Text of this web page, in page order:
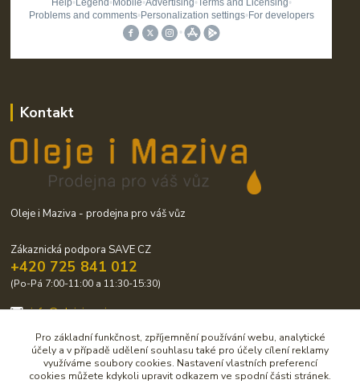
Kontakt
Oleje i Maziva - prodejna pro váš vůz
Zákaznická podpora SAVE CZ
+420 725 841 012
(Po-Pá 7:00-11:00 a 11:30-15:30)
info@olejeimaziva.cz
Pro základní funkčnost, zpříjemnění používání webu, analytické
účely a v případě udělení souhlasu také pro účely cílení reklamy
využíváme soubory cookies. Nastavení vlastních preferencí
cookies můžete kdykoli upravit odkazem ve spodní části stránek.